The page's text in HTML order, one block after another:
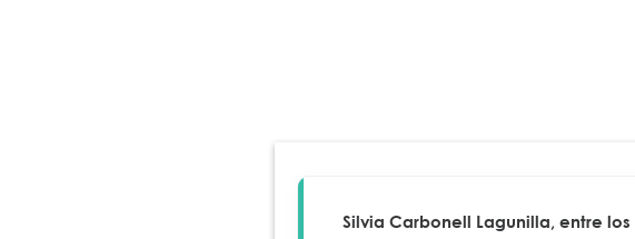
Silvia Carbonell Lagunilla, entre